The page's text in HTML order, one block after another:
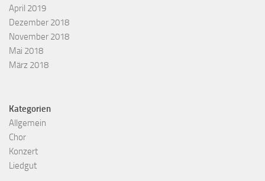
April 2019
Dezember 2018
November 2018
Mai 2018
März 2018
Kategorien
Allgemein
Chor
Konzert
Liedgut